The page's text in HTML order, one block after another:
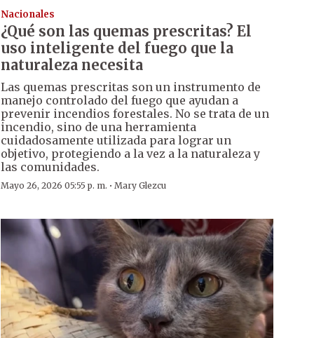
Nacionales
¿Qué son las quemas prescritas? El
uso inteligente del fuego que la
naturaleza necesita
Las quemas prescritas son un instrumento de
manejo controlado del fuego que ayudan a
prevenir incendios forestales. No se trata de un
incendio, sino de una herramienta
cuidadosamente utilizada para lograr un
objetivo, protegiendo a la vez a la naturaleza y
las comunidades.
Mayo 26, 2026 05:55 p. m. · Mary Glezcu